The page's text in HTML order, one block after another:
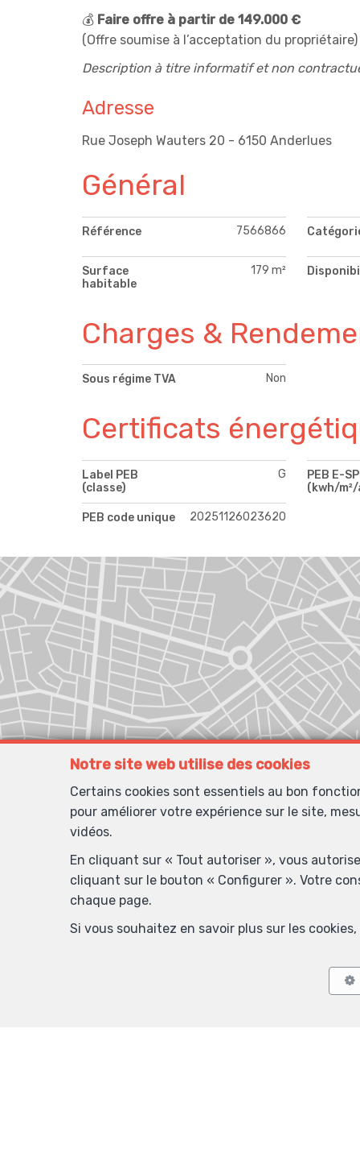
💰 Faire offre à partir de 149.000 €
(Offre soumise à l’acceptation du propriétaire)
Description à titre informatif et non
Adresse
Rue Joseph Wauters 20 - 6150 Anderlues
Général
Référence 7566866
Surface
habitable
179 m²
Charges &
Sous régime TVA Non
Certificats
Label PEB
(classe)
G
PEB E-
(kwh/
PEB code unique 20251126023620
Notre site web utilise des cookies
Certains cookies sont essentiels au bon
pour améliorer votre expérience sur le site,
vidéos.
En cliquant sur « Tout autoriser », vous
cliquant sur le bouton « Configurer ». Votre
chaque page.
Si vous souhaitez en savoir plus sur les